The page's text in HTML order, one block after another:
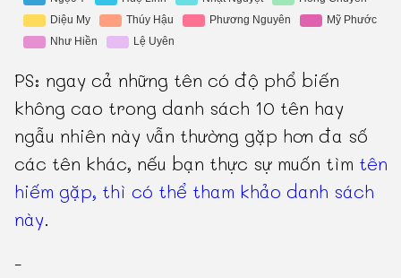
PS: ngay cả những tên có độ phổ biến
không cao trong danh sách 10 tên hay
ngẫu nhiên này vẫn thường gặp hơn đa số
các tên khác, nếu bạn thực sự muốn tìm tên
hiếm gặp, thì có thể tham khảo danh sách
này.
-